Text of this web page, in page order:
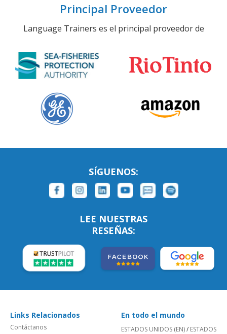
Principal Proveedor
Language Trainers es el principal proveedor de
SÍGUENOS:
LEE NUESTRAS
RESEÑAS:
Links Relacionados
Contáctanos
En todo el mundo
ESTADOS UNIDOS (EN)/ ESTADOS